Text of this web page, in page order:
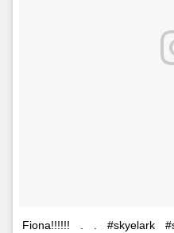
Fiona!!!!!! . . #skyelark